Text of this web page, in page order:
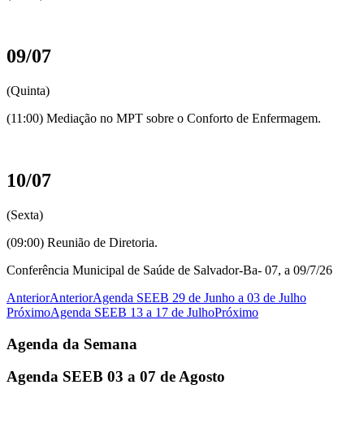
09/07
(Quinta)
(11:00) Mediação no MPT sobre o Conforto de Enfermagem.
10/07
(Sexta)
(09:00) Reunião de Diretoria.
Conferência Municipal de Saúde de Salvador-Ba- 07, a 09/7/26
AnteriorAnteriorAgenda SEEB 29 de Junho a 03 de Julho
PróximoAgenda SEEB 13 a 17 de JulhoPróximo
Agenda da Semana
Agenda SEEB 03 a 07 de Agosto